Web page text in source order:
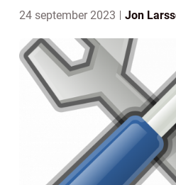
24 september 2023 Jon